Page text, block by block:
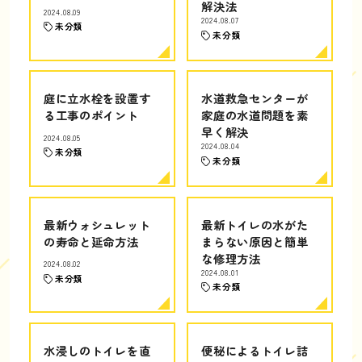
2024.08.09
未分類
解決法
2024.08.07
未分類
庭に立水栓を設置す
る工事のポイント
2024.08.05
未分類
水道救急センターが
家庭の水道問題を素
早く解決
2024.08.04
未分類
最新ウォシュレット
の寿命と延命方法
2024.08.02
未分類
最新トイレの水がた
まらない原因と簡単
な修理方法
2024.08.01
未分類
水浸しのトイレを直
便秘によるトイレ詰